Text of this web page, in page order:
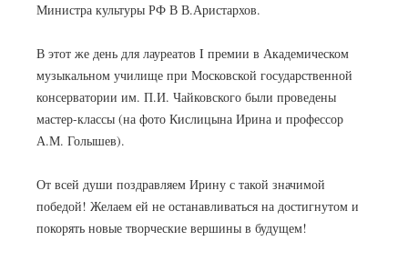
Министра культуры РФ В В.Аристархов.
В этот же день для лауреатов I премии в Академическом
музыкальном училище при Московской государственной
консерватории им. П.И. Чайковского были проведены
мастер-классы (на фото Кислицына Ирина и профессор
А.М. Голышев).
От всей души поздравляем Ирину с такой значимой
победой! Желаем ей не останавливаться на достигнутом и
покорять новые творческие вершины в будущем!